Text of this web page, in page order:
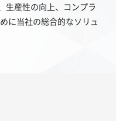
生産性の向上、コンプラ
に当社の総合的なソリュ